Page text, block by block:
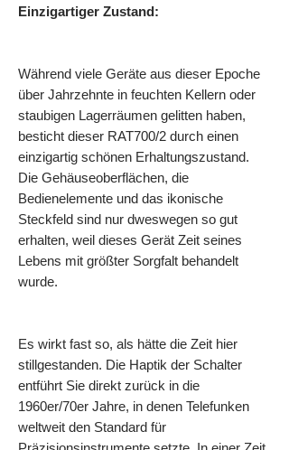
Einzigartiger Zustand:
Während viele Geräte aus dieser Epoche
über Jahrzehnte in feuchten Kellern oder
staubigen Lagerräumen gelitten haben,
besticht dieser RAT700/2 durch einen
einzigartig schönen Erhaltungszustand.
Die Gehäuseoberflächen, die
Bedienelemente und das ikonische
Steckfeld sind nur dweswegen so gut
erhalten, weil dieses Gerät Zeit seines
Lebens mit größter Sorgfalt behandelt
wurde.
Es wirkt fast so, als hätte die Zeit hier
stillgestanden. Die Haptik der Schalter
entführt Sie direkt zurück in die
1960er/70er Jahre, in denen Telefunken
weltweit den Standard für